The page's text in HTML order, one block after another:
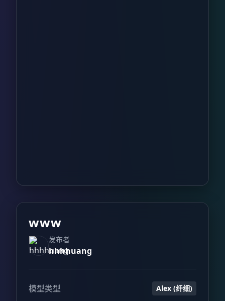
www
发布者
hhhhuang
模型类型 Alex (纤细)